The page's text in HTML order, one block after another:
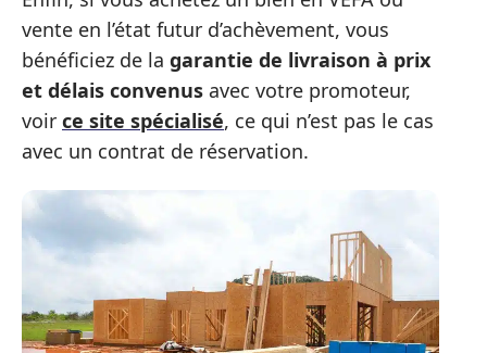
vente en l’état futur d’achèvement, vous
bénéficiez de la garantie de livraison à prix
et délais convenus avec votre promoteur,
voir ce site spécialisé, ce qui n’est pas le cas
avec un contrat de réservation.